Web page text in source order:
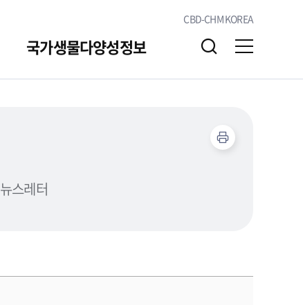
CBD-CHM KOREA
국가생물다양성정보
뉴스레터